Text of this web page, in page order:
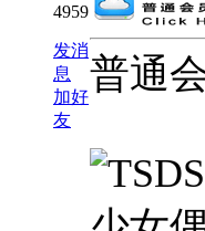
4959
发消
息
加好
友
普通